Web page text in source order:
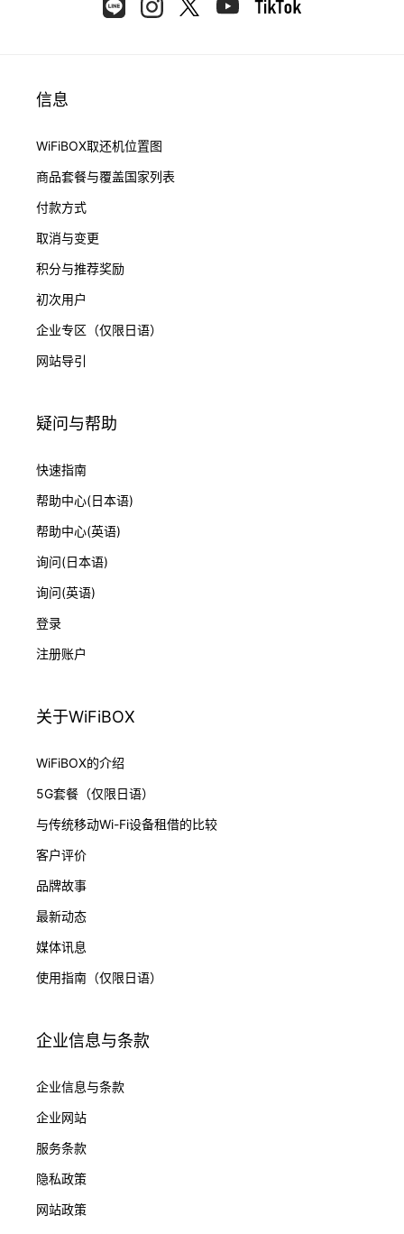
信息
WiFiBOX取还机位置图
商品套餐与覆盖国家列表
付款方式
取消与变更
积分与推荐奖励
初次用户
企业专区（仅限日语）
网站导引
疑问与帮助
快速指南
帮助中心(日本语)
帮助中心(英语)
询问(日本语)
询问(英语)
登录
注册账户
关于WiFiBOX
WiFiBOX的介绍
5G套餐（仅限日语）
与传统移动Wi-Fi设备租借的比较
客户评价
品牌故事
最新动态
媒体讯息
使用指南（仅限日语）
企业信息与条款
企业信息与条款
企业网站
服务条款
隐私政策
网站政策